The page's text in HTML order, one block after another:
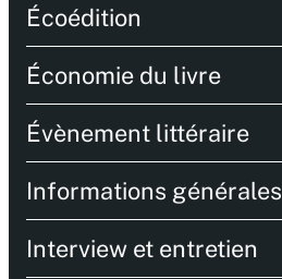
Écoédition
Économie du livre
Évènement littéraire
Informations générales
Interview et entretien